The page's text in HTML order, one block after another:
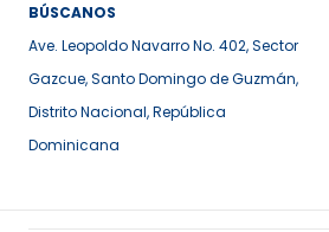
BÚSCANOS
Ave. Leopoldo Navarro No. 402, Sector
Gazcue, Santo Domingo de Guzmán,
Distrito Nacional, República
Dominicana